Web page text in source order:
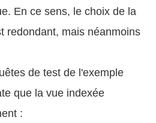
En ce sens, le choix de la
redondant, mais néanmoins
de test de l'exemple
que la vue indexée
: